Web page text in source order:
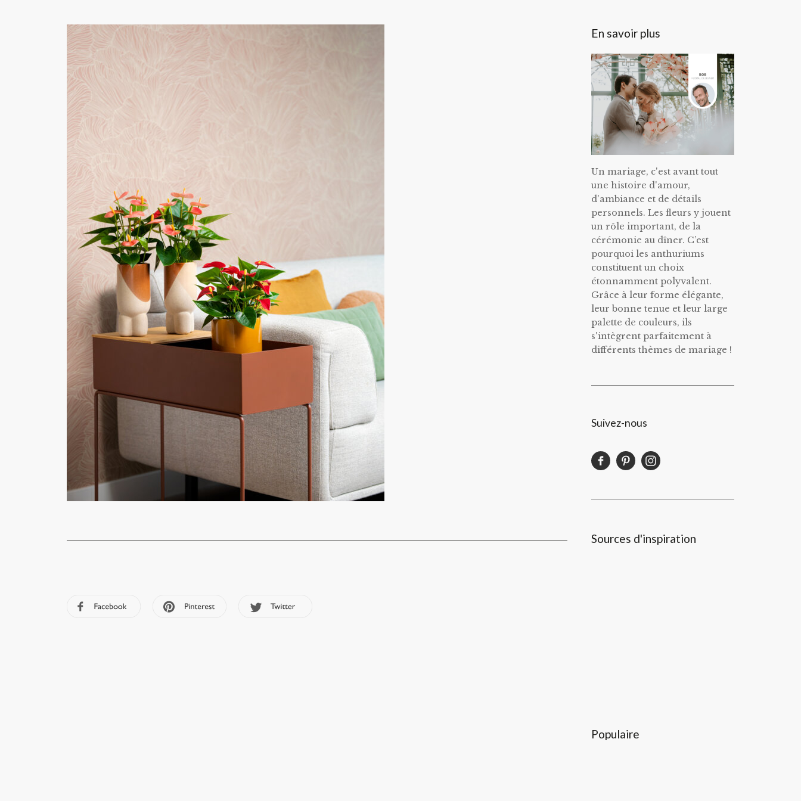
En savoir plus
Un mariage, c'est avant tout
une histoire d'amour,
d'ambiance et de détails
personnels. Les fleurs y jouent
un rôle important, de la
cérémonie au dîner. C’est
pourquoi les anthuriums
constituent un choix
étonnamment polyvalent.
Grâce à leur forme élégante,
leur bonne tenue et leur large
palette de couleurs, ils
s'intègrent parfaitement à
différents thèmes de mariage !
Suivez-nous
Sources d'inspiration
Populaire